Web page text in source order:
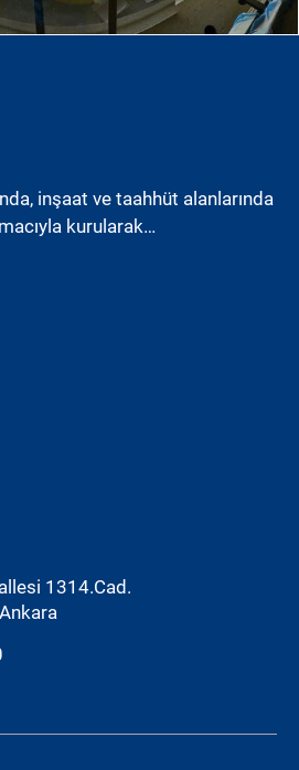
inşaat ve taahhüt alanlarında
kurularak…
1314.Cad.